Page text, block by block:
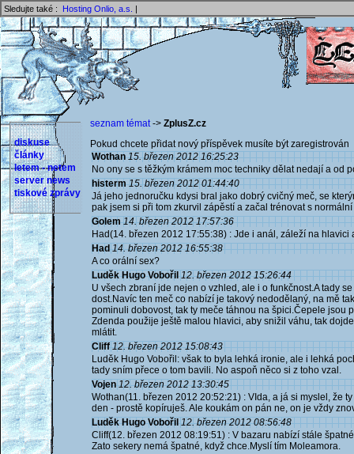
Sledujte také : Hosting Onlio, a.s. |
diskuse
články
letem - netem
server news
tiskové zprávy
seznam témat-> ZplusZ.cz
Pokud chcete přidat nový příspěvek musíte být
Wothan 15. březen 2012 16:25:23
No ony se s těžkým krámem moc techniky dělat nedají a od
histerm 15. březen 2012 01:44:40
Já jeho jednoručku kdysi bral jako dobrý cvičný meč, se
pak jsem si při tom zkurvil zápěstí a začal trénovat s
Golem 14. březen 2012 17:57:36
Had(14. březen 2012 17:55:38) : Jde i anál, záleží na
Had 14. březen 2012 16:55:38
A co orální sex?
Luděk Hugo Vobořil 12. březen 2012 15:26:44
U všech zbraní jde nejen o vzhled, ale i o funkčnost.A tady
dost.Navíc ten meč co nabízí je takový nedodělaný, na mě
pominuli dobovost, tak ty meče táhnou na špici.Čepele jsou
Zdenda použije ještě malou hlavici, aby snižil váhu, tak
mlátit.
Cliff 12. březen 2012 15:08:43
Luděk Hugo Vobořil: však to byla lehká ironie, ale i lehká
tady sním přece o tom bavili. No aspoň něco si z toho vzal.
Vojen 12. březen 2012 13:30:45
Wothan(11. březen 2012 20:52:21) : VIda, a já si myslel, že
den - prostě kopíruješ. Ale koukám on pán ne, on je vždy
Luděk Hugo Vobořil 12. březen 2012 08:56:48
Cliff(12. březen 2012 08:19:51) : V bazaru nabízí stále
Zato sekery nemá špatné, když chce.Myslí tím Moleamora.